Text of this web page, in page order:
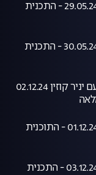
חדשות היום 29.05.24 - התכנית
חדשות היום 30.05.24 - התכנית
חדשות היום עם יניר קוזין 02.12.24
חדשות היום 01.12.24 - התוכנית
חדשות היום 03.12.24 - התכנית